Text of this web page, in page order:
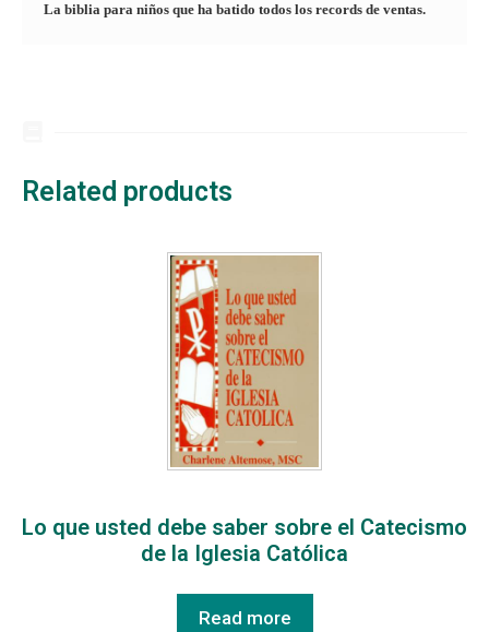
La biblia para niños que ha batido todos los records de ventas.
Related products
Lo que usted debe saber sobre el Catecismo
de la Iglesia Católica
Read more